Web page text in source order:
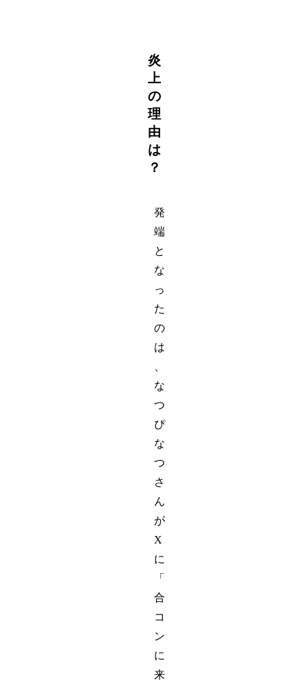
炎
上
の
理
由
は
？
発
端
と
な
っ
た
の
は
な
つ
ぴ
な
つ
さ
ん
が
X
に
「
合
コ
ン
に
来